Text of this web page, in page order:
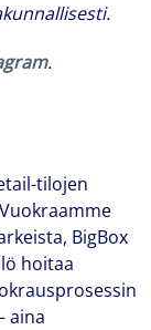
.
tilojen
BigBox
hoitaa
aina